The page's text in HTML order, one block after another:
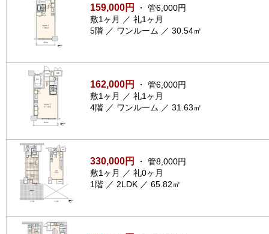
159,000円
・ 管6,000円
敷1ヶ月 ／ 礼1ヶ月
5階 ／ ワンルーム ／ 30.54㎡
162,000円
・ 管6,000円
敷1ヶ月 ／ 礼1ヶ月
4階 ／ ワンルーム ／ 31.63㎡
330,000円
・ 管8,000円
敷1ヶ月 ／ 礼0ヶ月
1階 ／ 2LDK ／ 65.82㎡